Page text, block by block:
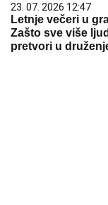
23. 07. 2026 12:47
Letnje večeri u
Zašto sve više
pretvori u